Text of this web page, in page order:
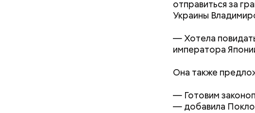
отправиться за
Украины
— Хотела
императора
Она также
— Готовим
— добавила